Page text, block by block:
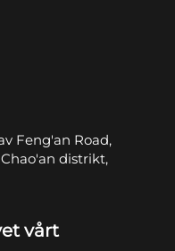
Feng'an Road,
distrikt,
vårt